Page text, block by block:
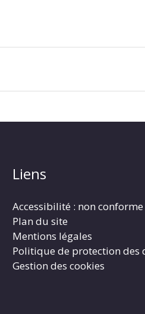
Liens
Accessibilité : non conforme
Plan du site
Mentions légales
Politique de protection des
Gestion des cookies